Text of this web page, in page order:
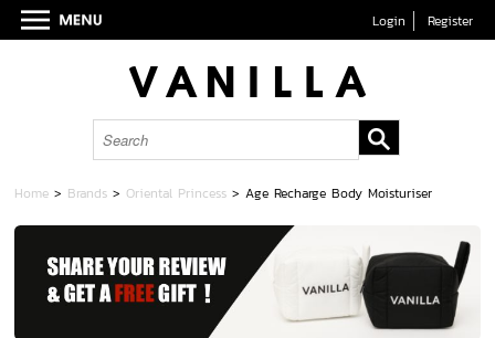
Login Register
Home > Brands > Oriental Princess >Age Recharge Body Moisturiser